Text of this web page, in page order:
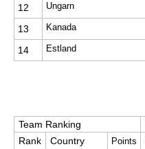
12 Ungarn
13 Kanada
14 Estland
Team Ranking
Rank
Country Points